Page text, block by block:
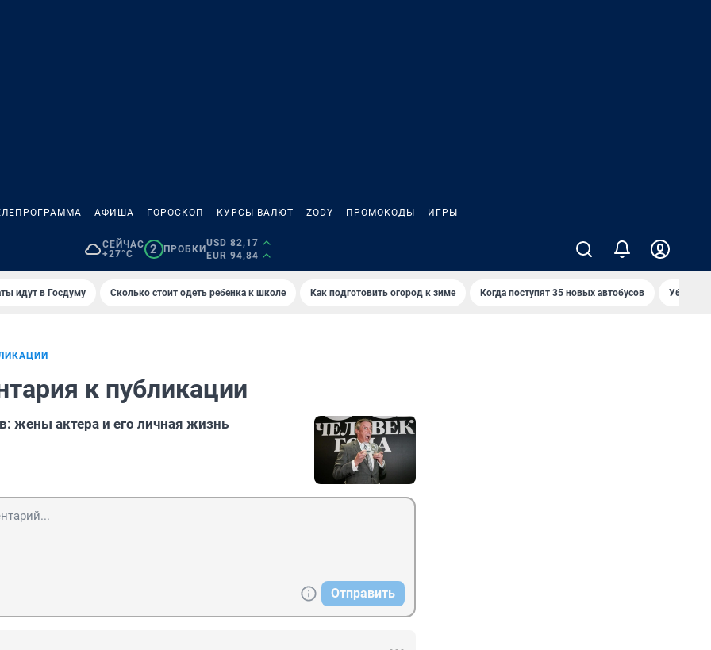
АФИША ГОРОСКОП КУРСЫ ВАЛЮТ ZODY ПРОМОКОДЫ ИГРЫ
СЕЙЧАС
+27°C
2 ПРОБКИ
USD 82,17
EUR 94,84
идут в Госдуму Сколько стоит одеть ребенка к школе Как подготовить огород к зиме Когда поступят 35 новых автобусов Убийца
к публикации
жены актера и его личная жизнь
Отправить